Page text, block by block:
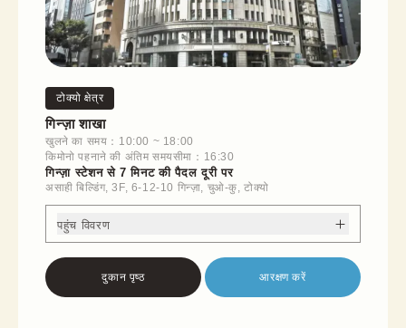
टोक्यो क्षेत्र
गिन्ज़ा शाखा
खुलने का समय：10:00 ~ 18:00
किमोनो पहनाने की अंतिम समयसीमा：16:30
गिन्ज़ा स्टेशन से 7 मिनट की पैदल दूरी पर
असाही बिल्डिंग, 3F, 6-12-10 गिन्ज़ा, चुओ-कु, टोक्यो
पहुंच विवरण
दुकान पृष्ठ आरक्षण करें